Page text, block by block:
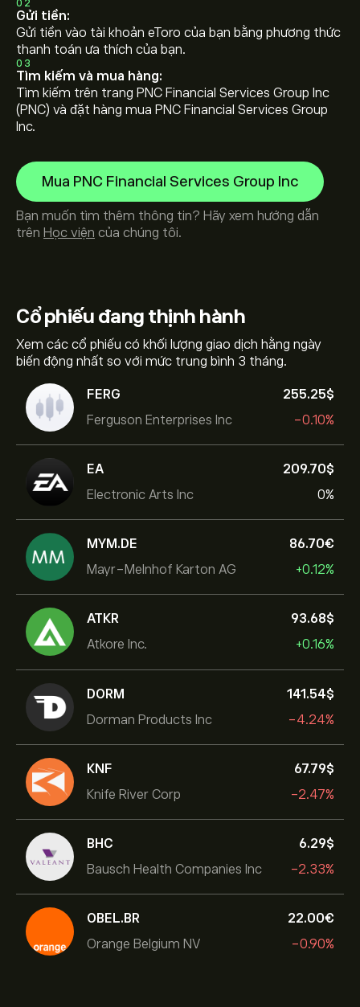
Cổ phiếu đang thịnh hành
Xem các cổ phiếu có khối lượng giao dịch hằng ngày
biến động nhất so với mức trung bình 3 tháng.
FERG
Ferguson Enterprises Inc
255.25‎$‎
-0.10%
EA
Electronic Arts Inc
209.70‎$‎
0%
MYM.DE
Mayr-Melnhof Karton AG
86.70‎€‎
+0.12%
ATKR
Atkore Inc.
93.68‎$‎
+0.16%
DORM
Dorman Products Inc
141.54‎$‎
-4.24%
KNF
Knife River Corp
67.79‎$‎
-2.47%
BHC
Bausch Health Companies Inc
6.29‎$‎
-2.33%
OBEL.BR
Orange Belgium NV
22.00‎€‎
-0.90%
02
Gửi tiền:
Gửi tiền vào tài khoản eToro của bạn bằng phương thức
thanh toán ưa thích của bạn.
03
Tìm kiếm và mua hàng:
Tìm kiếm trên trang PNC Financial Services Group Inc
(PNC) và đặt hàng mua PNC Financial Services Group
Inc.
Mua PNC Financial Services Group Inc
Bạn muốn tìm thêm thông tin? Hãy xem hướng dẫn
trên Học viện của chúng tôi.